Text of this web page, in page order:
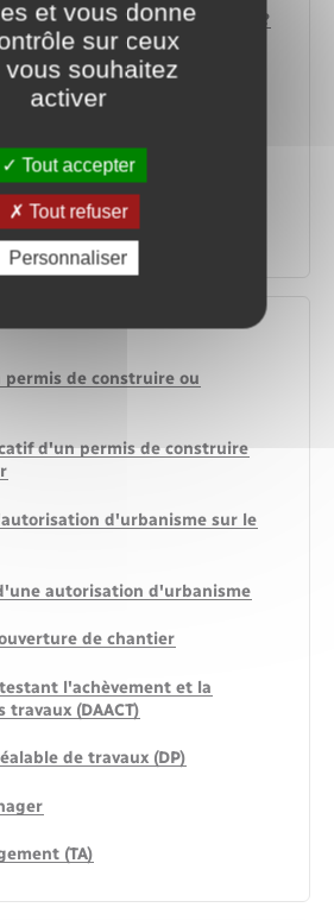
doit-on recourir à un architecte ?
quels cas doit-on
travaux d'isolation
?
d'urbanisme pour
de jardin ?
chez le voisin pour faire des
(tour d'échelle) ?
de construire ou
d'un permis de construire
d'urbanisme sur le
autorisation d'urbanisme
de chantier
l'achèvement et la
(DAACT)
de travaux (DP)
(TA)
et vous donne
sur ceux
vous souhaitez
activer
Tout accepter
Tout refuser
Personnaliser